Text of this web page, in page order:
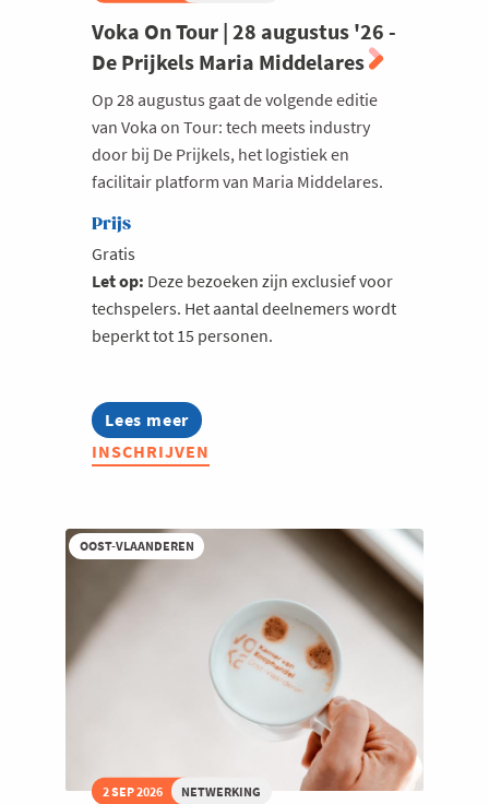
Voka On Tour | 28 augustus '26 -
De Prijkels Maria Middelares
Op 28 augustus gaat de volgende editie
van Voka on Tour: tech meets industry
door bij De Prijkels, het logistiek en
facilitair platform van Maria Middelares.
Prijs
Gratis
Let op: Deze bezoeken zijn exclusief voor
techspelers. Het aantal deelnemers wordt
beperkt tot 15 personen.
Lees meer
about
Voka
On
28
augustus
'26
De
Prijkels
INSCHRIJVEN
OOST-VLAANDEREN
2 SEP 2026 NETWERKING